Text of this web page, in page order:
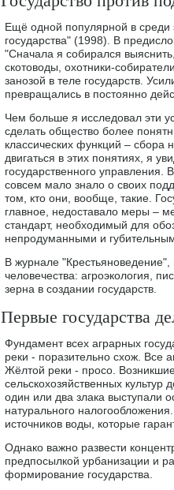
Ещё одной популярной в среди
государства" (1998). В
"Сначала я собирался
скотоводы, охотники-
занозой в теле государств.
превращались в постоянно
Чем больше я исследовал эти
сделать общество более
классических функций – сбора
двигаться в этих понятиях, я
государственного
совсем мало знало о своих
том, кто они, вообще, такие.
главное, недоставало меры –
стандарт, необходимый для
непродуманными и
В журнале
человечества: агроэкология,
зерна в создании государств.
Первые государства
Фундамент всех аграрных
реки - поразительно схож. Все
Жёлтой реки - просо.
сельскохозяйственных
один или два злака выступали
натурального
источников воды, которые
Однако важно развести
предпосылкой урбанизации и
формирование государства.